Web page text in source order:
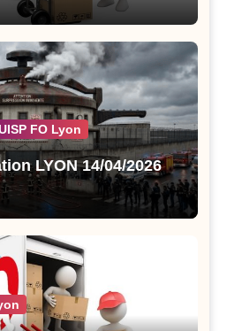
FO Lyon
LYON 14/04/2026